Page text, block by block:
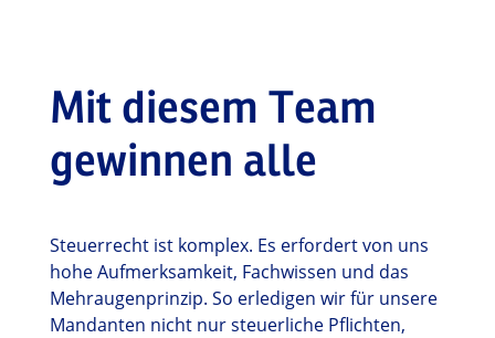
Mit diesem Team
gewinnen alle
Steuerrecht ist komplex. Es erfordert von uns
hohe Aufmerksamkeit, Fachwissen und das
Mehraugenprinzip. So erledigen wir für unsere
Mandanten nicht nur steuerliche Pflichten,